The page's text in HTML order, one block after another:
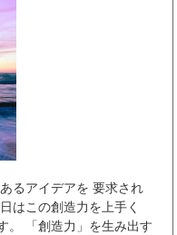
るアイデアを 要求され
はこの創造力を上手く
。 「創造力」を生み出す